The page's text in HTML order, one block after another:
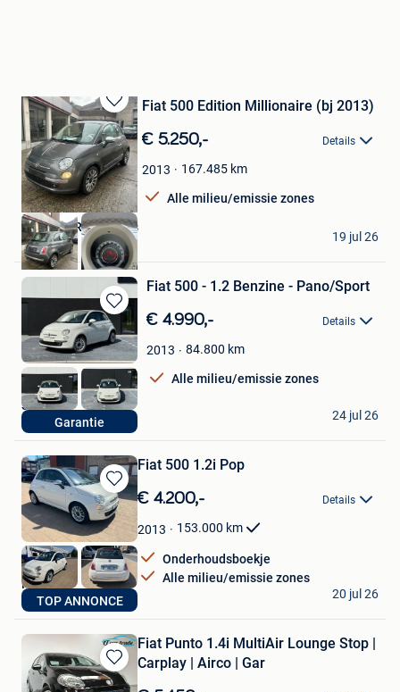
Bewaren
in
Mijn
Favorieten
Fiat 500 Edition Millionaire (bj 2013)
€ 5.250,- Details
2013 167.485 km
Alle milieu/emissie zones
Oscars & Ras Motors
Asse
19 jul 26
Bewaren
in
Mijn
Favorieten
Garantie
Fiat 500 - 1.2 Benzine - Pano/Sport
€ 4.990,- Details
2013 84.800 km
Alle milieu/emissie zones
S-MAN
Heist-Op-Den-Berg
24 jul 26
Bewaren
in
Mijn
Favorieten
TOP ANNONCE
Fiat 500 1.2i Pop
€ 4.200,- Details
2013 153.000 km
Onderhoudsboekje
Alle milieu/emissie zones
Nico
Dilbeek
20 jul 26
Bewaren
Fiat Punto 1.4i MultiAir Lounge Stop |
Carplay | Airco | Gar